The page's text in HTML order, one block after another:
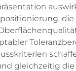
gleichzeitig